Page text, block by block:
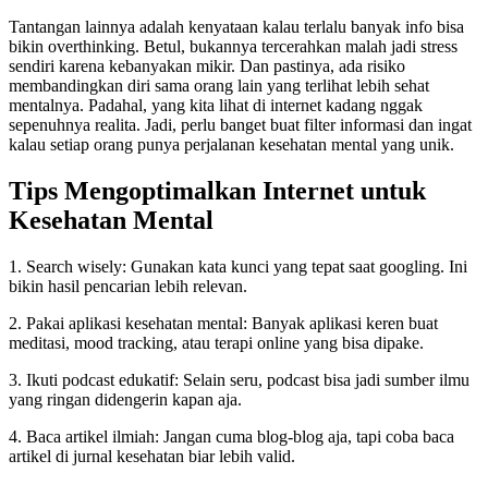
Tantangan lainnya adalah kenyataan kalau terlalu banyak info bisa
bikin overthinking. Betul, bukannya tercerahkan malah jadi stress
sendiri karena kebanyakan mikir. Dan pastinya, ada risiko
membandingkan diri sama orang lain yang terlihat lebih sehat
mentalnya. Padahal, yang kita lihat di internet kadang nggak
sepenuhnya realita. Jadi, perlu banget buat filter informasi dan ingat
kalau setiap orang punya perjalanan kesehatan mental yang unik.
Tips Mengoptimalkan Internet untuk
Kesehatan Mental
1. Search wisely: Gunakan kata kunci yang tepat saat googling. Ini
bikin hasil pencarian lebih relevan.
2. Pakai aplikasi kesehatan mental: Banyak aplikasi keren buat
meditasi, mood tracking, atau terapi online yang bisa dipake.
3. Ikuti podcast edukatif: Selain seru, podcast bisa jadi sumber ilmu
yang ringan didengerin kapan aja.
4. Baca artikel ilmiah: Jangan cuma blog-blog aja, tapi coba baca
artikel di jurnal kesehatan biar lebih valid.